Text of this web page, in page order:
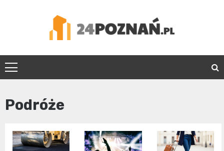
24Poznań.pl
Podróże